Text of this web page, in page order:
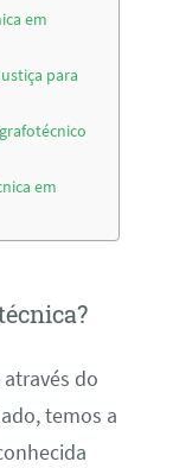
em
para
em
do
temos a